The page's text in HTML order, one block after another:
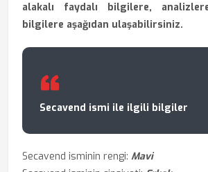
alakalı faydalı bilgilere,
bilgilere aşağıdan ulaşabilirsiniz.
Secavend ismi ile ilgili bilgiler
Secavend isminin rengi: Mavi